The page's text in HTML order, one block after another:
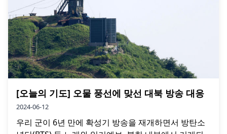
[오늘의 기도] 오물 풍선에 맞선 대북 방송 대응
2024-06-12
우리 군이 6년 만에 확성기 방송을 재개하면서 방탄소